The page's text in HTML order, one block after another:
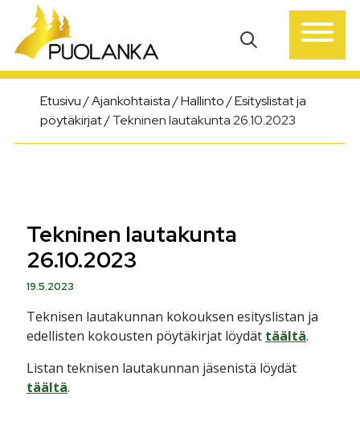
Päävalikko
Etusivu/Ajankohtaista/Hallinto/Esityslistat ja
pöytäkirjat/Tekninen lautakunta 26.10.2023
Tekninen lautakunta
26.10.2023
19.5.2023
Teknisen lautakunnan kokouksen esityslistan ja
edellisten kokousten pöytäkirjat löydät täältä.
Listan teknisen lautakunnan jäsenistä löydät
täältä.